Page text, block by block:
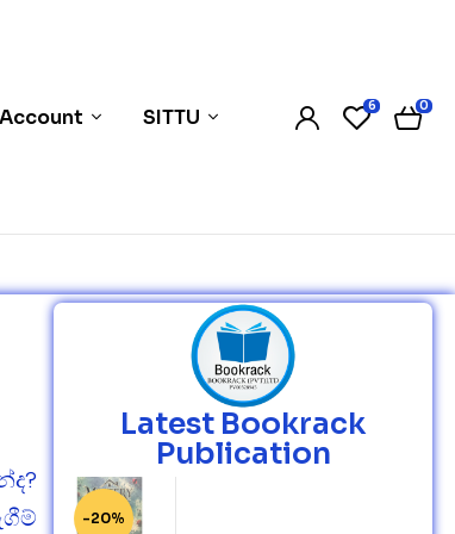
SITTU 6 0
Latest Bookrack
Publication
-20%